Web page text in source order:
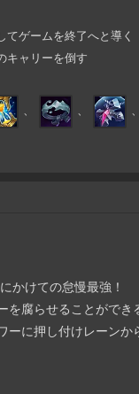
ゲームを終了へと導く
キャリーを倒す
、 、 、
かけての怠慢最強！
を腐らせることができ
ーに押し付けレーン